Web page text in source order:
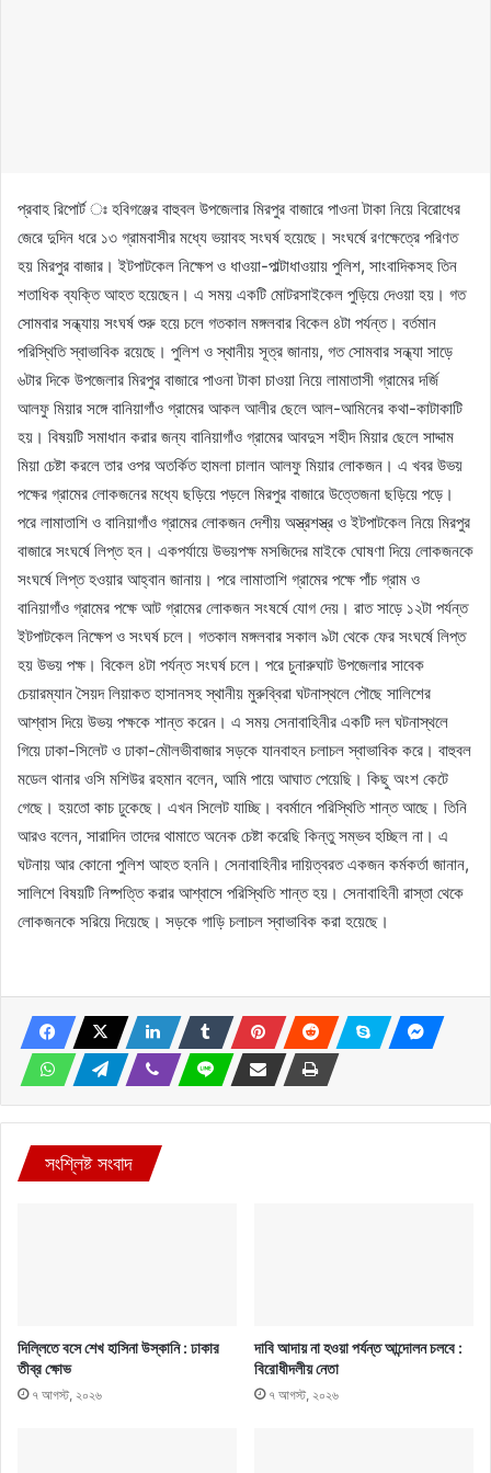
প্রবাহ রিপোর্ট ঃ হবিগঞ্জের বাহুবল উপজেলার মিরপুর বাজারে পাওনা টাকা নিয়ে বিরোধের
জেরে দুদিন ধরে ১৩ গ্রামবাসীর মধ্যে ভয়াবহ সংঘর্ষ হয়েছে। সংঘর্ষে রণক্ষেত্রে পরিণত
হয় মিরপুর বাজার। ইটপাটকেল নিক্ষেপ ও ধাওয়া-পাল্টাধাওয়ায় পুলিশ, সাংবাদিকসহ তিন
শতাধিক ব্যক্তি আহত হয়েছেন। এ সময় একটি মোটরসাইকেল পুড়িয়ে দেওয়া হয়। গত
সোমবার সন্ধ্যায় সংঘর্ষ শুরু হয়ে চলে গতকাল মঙ্গলবার বিকেল ৪টা পর্যন্ত। বর্তমান
পরিস্থিতি স্বাভাবিক রয়েছে। পুলিশ ও স্থানীয় সূত্র জানায়, গত সোমবার সন্ধ্যা সাড়ে
৬টার দিকে উপজেলার মিরপুর বাজারে পাওনা টাকা চাওয়া নিয়ে লামাতাসী গ্রামের দর্জি
আলফু মিয়ার সঙ্গে বানিয়াগাঁও গ্রামের আকল আলীর ছেলে আল-আমিনের কথা-কাটাকাটি
হয়। বিষয়টি সমাধান করার জন্য বানিয়াগাঁও গ্রামের আবদুস শহীদ মিয়ার ছেলে সাদ্দাম
মিয়া চেষ্টা করলে তার ওপর অতর্কিত হামলা চালান আলফু মিয়ার লোকজন। এ খবর উভয়
পক্ষের গ্রামের লোকজনের মধ্যে ছড়িয়ে পড়লে মিরপুর বাজারে উত্তেজনা ছড়িয়ে পড়ে।
পরে লামাতাশি ও বানিয়াগাঁও গ্রামের লোকজন দেশীয় অস্ত্রশস্ত্র ও ইটপাটকেল নিয়ে মিরপুর
বাজারে সংঘর্ষে লিপ্ত হন। একপর্যায়ে উভয়পক্ষ মসজিদের মাইকে ঘোষণা দিয়ে লোকজনকে
সংঘর্ষে লিপ্ত হওয়ার আহ্বান জানায়। পরে লামাতাশি গ্রামের পক্ষে পাঁচ গ্রাম ও
বানিয়াগাঁও গ্রামের পক্ষে আট গ্রামের লোকজন সংষর্ষে যোগ দেয়। রাত সাড়ে ১২টা পর্যন্ত
ইটপাটকেল নিক্ষেপ ও সংঘর্ষ চলে। গতকাল মঙ্গলবার সকাল ৯টা থেকে ফের সংঘর্ষে লিপ্ত
হয় উভয় পক্ষ। বিকেল ৪টা পর্যন্ত সংঘর্ষ চলে। পরে চুনারুঘাট উপজেলার সাবেক
চেয়ারম্যান সৈয়দ লিয়াকত হাসানসহ স্থানীয় মুরুব্বিরা ঘটনাস্থলে পৌছে সালিশের
আশ্বাস দিয়ে উভয় পক্ষকে শান্ত করেন। এ সময় সেনাবাহিনীর একটি দল ঘটনাস্থলে
গিয়ে ঢাকা-সিলেট ও ঢাকা-মৌলভীবাজার সড়কে যানবাহন চলাচল স্বাভাবিক করে। বাহুবল
মডেল থানার ওসি মশিউর রহমান বলেন, আমি পায়ে আঘাত পেয়েছি। কিছু অংশ কেটে
গেছে। হয়তো কাচ ঢুকেছে। এখন সিলেট যাচ্ছি। ববর্মানে পরিস্থিতি শান্ত আছে। তিনি
আরও বলেন, সারাদিন তাদের থামাতে অনেক চেষ্টা করেছি কিন্তু সম্ভব হচ্ছিল না। এ
ঘটনায় আর কোনো পুলিশ আহত হননি। সেনাবাহিনীর দায়িত্বরত একজন কর্মকর্তা জানান,
সালিশে বিষয়টি নিষ্পত্তি করার আশ্বাসে পরিস্থিতি শান্ত হয়। সেনাবাহিনী রাস্তা থেকে
লোকজনকে সরিয়ে দিয়েছে। সড়কে গাড়ি চলাচল স্বাভাবিক করা হয়েছে।
সংশ্লিষ্ট সংবাদ
দিল্লিতে বসে শেখ হাসিনা উস্কানি : ঢাকার
তীব্র ক্ষোভ
৭ আগস্ট, ২০২৬
দাবি আদায় না হওয়া পর্যন্ত আন্দোলন চলবে :
বিরোধীদলীয় নেতা
৭ আগস্ট, ২০২৬